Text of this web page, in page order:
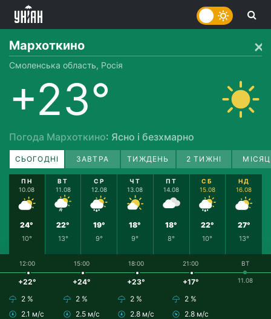
Мархоткино
Смоленська область, Росія
+23°
Погода Мархоткино: Ясно і безхмарно
СЬОГОДНІ ЗАВТРА ТИЖДЕНЬ 2 ТИЖНІ
ПН
10.08
24°
10°
ВТ
11.08
22°
13°
СР
12.08
19°
9°
ЧТ
13.08
18°
9°
ПТ
14.08
18°
8°
СБ
15.08
22°
10°
НД
16.08
27°
13°
12:00
+22°
2 %
2.1 м/с
15:00
+24°
2 %
2.5 м/с
18:00
+23°
2 %
2.8 м/с
21:00
+17°
2 %
2.8 м/с
ВТ
11.08